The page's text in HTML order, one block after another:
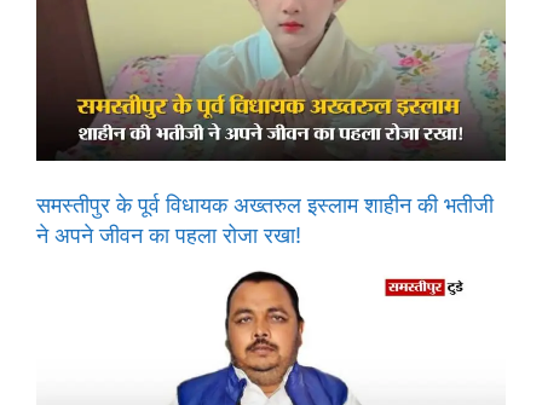
समस्तीपुर के पूर्व विधायक अख्तरुल इस्लाम शाहीन की भतीजी
ने अपने जीवन का पहला रोजा रखा!